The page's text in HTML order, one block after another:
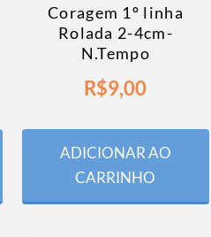
Coragem 1º linha
Rolada 2-4cm-
N.Tempo
R$9,00
ADICIONAR AO
CARRINHO